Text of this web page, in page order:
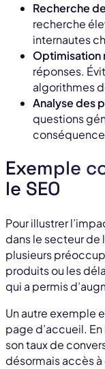
Recherche
recherche
internautes
Optimisation
réponses.
algorithmes
Analyse des
questions
Exemple
le SEO
Pour illustrer
dans le secteur de
plusieurs
produits ou les
qui a permis
Un autre exemple
page d’accueil.
son taux de
désormais accès